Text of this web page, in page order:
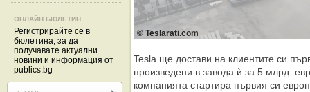
ОНЛАЙН БЮЛЕТИН
Регистрирайте се в
бюлетина, за да
получавате актуални
новини и информация от
publics.bg
© Teslarati.com
Tesla ще достави на клиентите си
произведени в завода ѝ за 5 млрд.
компанията стартира първия си